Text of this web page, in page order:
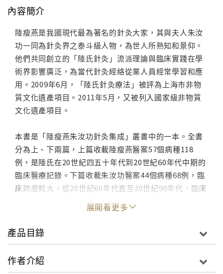
內容簡介
陸瘦燕是我國現代最為著名的針灸大家，其與夫人朱汝
功一同為針灸界之泰斗級人物，為世人所熟知和景仰。
他們共同創立的「陸氏針灸」流派理論與臨床實踐在學
術界影響廣泛，為當代針灸經絡從業人員經常學習和應
用。2009年6月，「陸氏針灸療法」被評為上海市非物
質文化遺產項目。2011年5月，又被列入國家級非物質
文化遺產項目。
本書是「陸瘦燕朱汝功針灸集成」叢書中的一本。全書
分為上、下兩篇，上篇收載陸瘦燕醫案57個病種118
例，是陸氏在20世紀四五十年代到20世紀60年代中期的
臨床醫療記錄。下篇收載朱汝功醫案44個病種68例，臨
床跨度較大，從20世紀60年代直至20世紀90年代，臨床
地點有在中國，也有在美國的，因年代較晚，故多用現
代醫學病名，更便於讀者理解與學習。
展開看更多
產品目錄
作者介紹